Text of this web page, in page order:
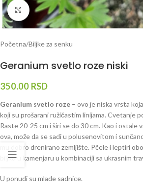
Klknite da uvećate
Početna/Biljke za senku
Geranium svetlo roze niski
350.00 RSD
Geranium svetlo roze – ovo je niska vrsta
koji su prošarani ružičastim linijama. Cvetanje
Raste 20-25 cm i širi se do 30 cm. Kao i ostale
ova, može da se sadi u polusenovitom i
mu dobro drenirano zemljište. Pčele i leptiri
biljku u kamenjaru u kombinaciji sa ukrasnim
U ponudi su mlade sadnice.